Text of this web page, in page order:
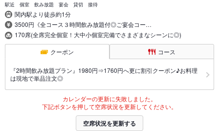
駅近 個室 飲み放題 宴会 貸切 接待
関内駅より徒歩約1分
3500円《全コース３時間飲み放題付◎ご宴会コー…
170席(全席完全個室！大中小個室完備でさまざまなシーンに◎)
クーポン コース
『2時間飲み放題プラン』1980円⇒1760円へ更に割引クーポン♪お料理
は現地で単品注文◎
カレンダーの更新に失敗しました。
下記ボタンを押して空席状況を更新してください。
空席状況を更新する